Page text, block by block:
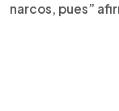
narcos, pues”